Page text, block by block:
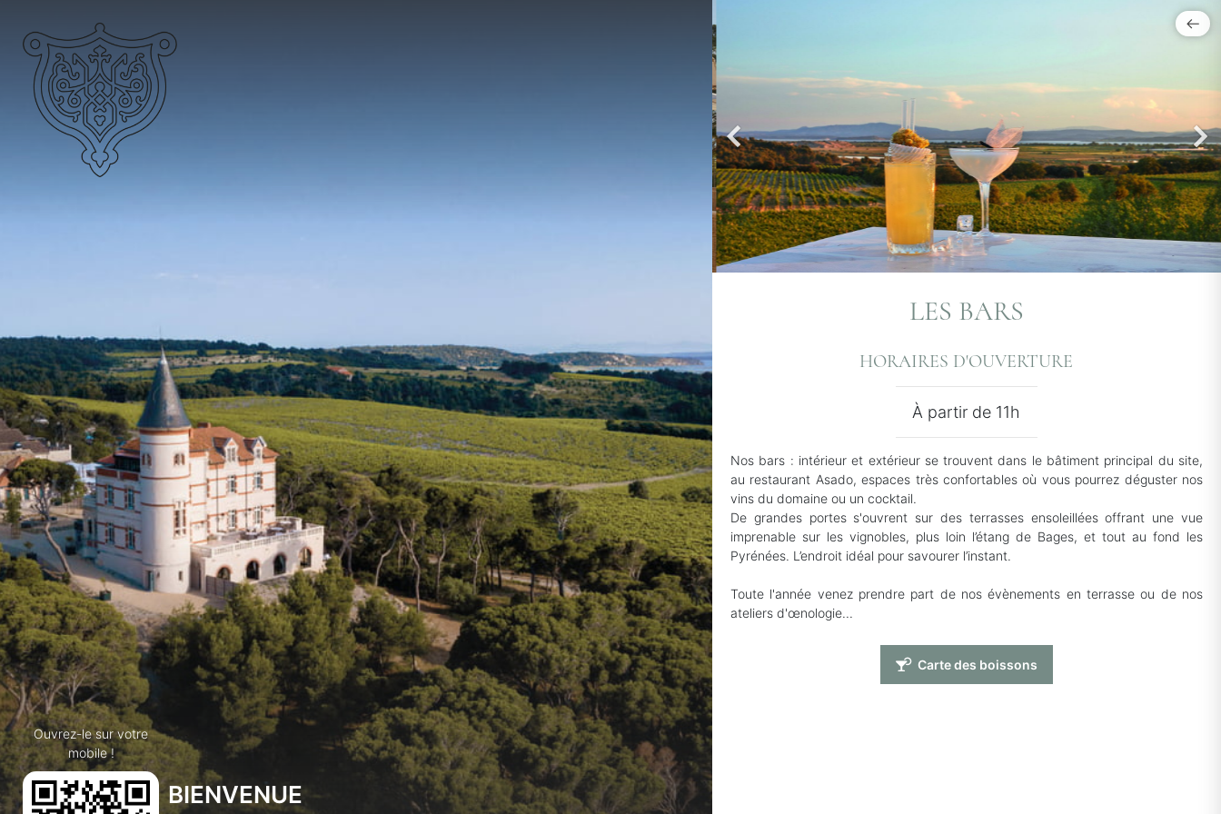
Ouvrez-le sur votre
mobile !
BIENVENUE
LES BARS
HORAIRES D'OUVERTURE
À partir de 11h
Nos bars : intérieur et extérieur se trouvent dans le bâtiment principal du site,
au restaurant Asado, espaces très confortables où vous pourrez déguster nos
vins du domaine ou un cocktail.
De grandes portes s'ouvrent sur des terrasses ensoleillées offrant une vue
imprenable sur les vignobles, plus loin l’étang de Bages, et tout au fond les
Pyrénées. L’endroit idéal pour savourer l’instant.
Toute l'année venez prendre part de nos évènements en terrasse ou de nos
ateliers d'œnologie...
Carte des boissons